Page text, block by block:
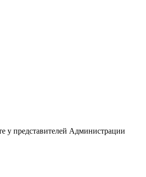
у представителей Администрации